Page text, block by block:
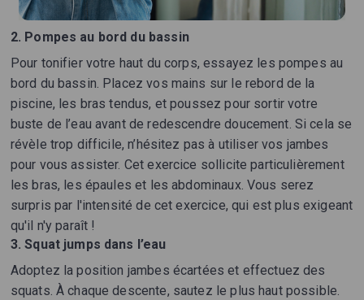
2. Pompes au bord du bassin
Pour tonifier votre haut du corps, essayez les pompes au
bord du bassin. Placez vos mains sur le rebord de la
piscine, les bras tendus, et poussez pour sortir votre
buste de l’eau avant de redescendre doucement. Si cela se
révèle trop difficile, n’hésitez pas à utiliser vos jambes
pour vous assister. Cet exercice sollicite particulièrement
les bras, les épaules et les abdominaux. Vous serez
surpris par l'intensité de cet exercice, qui est plus exigeant
qu'il n'y paraît !
3. Squat jumps dans l’eau
Adoptez la position jambes écartées et effectuez des
squats. À chaque descente, sautez le plus haut possible.